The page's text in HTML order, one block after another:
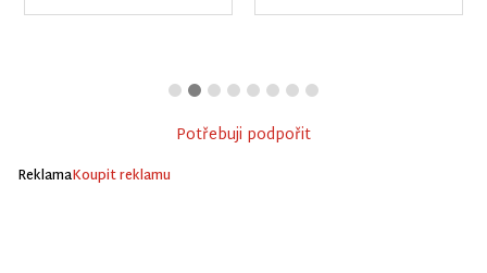
Potřebuji podpořit
ReklamaKoupit reklamu